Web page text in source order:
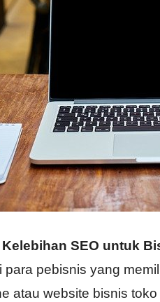
SEO untuk
para pebisnis yang
atau website bisnis